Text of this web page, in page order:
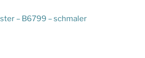
– B6799 – schmaler